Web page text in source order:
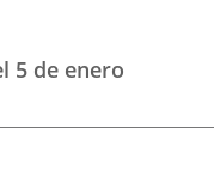
5 de enero